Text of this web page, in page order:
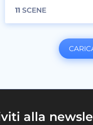
11 SCENE
alla